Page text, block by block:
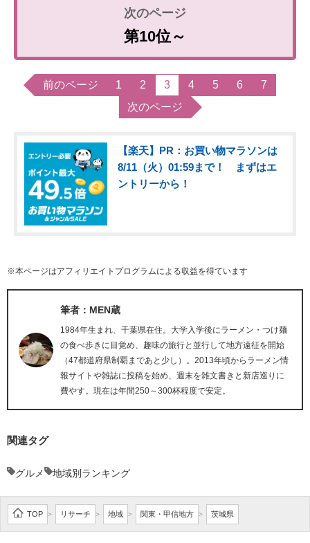
第10位～
前のページ 1 2 3 4 5 6
7
次のページ
【楽天】PR：お買い物マラソンは
8/11（火）01:59まで！ まずはエ
ントリーから！
※本ページはアフィリエイトプログラムによる収益を得ています
筆者：MEN蔵
1984年生まれ、千葉県在住。大学入学後にラーメン・つけ麺
の食べ歩きに目覚め、趣味の旅行と並行して地方遠征を開始
（47都道府県制覇まであと少し）。2013年頃からラーメン情
報サイトや雑誌に投稿を始め、週末を雑文書きと新店巡りに
費やす。現在は年間250～300杯程度で安定。
関連タグ
グルメ 地域別ランキング
TOP > リサーチ > 地域 > 関東・甲信地方 > 茨城県